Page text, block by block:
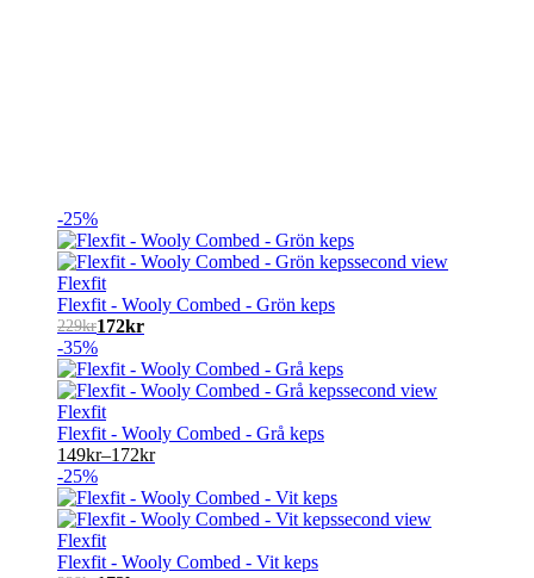
-25%
Flexfit
Flexfit - Wooly Combed - Grön keps
229kr172kr
-35%
Flexfit
Flexfit - Wooly Combed - Grå keps
149kr–172kr
-25%
Flexfit
Flexfit - Wooly Combed - Vit keps